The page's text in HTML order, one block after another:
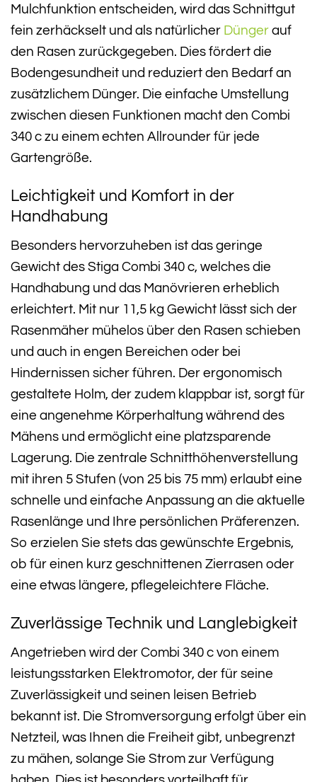
Mulchfunktion entscheiden, wird das Schnittgut
fein zerhäckselt und als natürlicher Dünger auf
den Rasen zurückgegeben. Dies fördert die
Bodengesundheit und reduziert den Bedarf an
zusätzlichem Dünger. Die einfache Umstellung
zwischen diesen Funktionen macht den Combi
340 c zu einem echten Allrounder für jede
Gartengröße.
Leichtigkeit und Komfort in der
Handhabung
Besonders hervorzuheben ist das geringe
Gewicht des Stiga Combi 340 c, welches die
Handhabung und das Manövrieren erheblich
erleichtert. Mit nur 11,5 kg Gewicht lässt sich der
Rasenmäher mühelos über den Rasen schieben
und auch in engen Bereichen oder bei
Hindernissen sicher führen. Der ergonomisch
gestaltete Holm, der zudem klappbar ist, sorgt für
eine angenehme Körperhaltung während des
Mähens und ermöglicht eine platzsparende
Lagerung. Die zentrale Schnitthöhenverstellung
mit ihren 5 Stufen (von 25 bis 75 mm) erlaubt eine
schnelle und einfache Anpassung an die aktuelle
Rasenlänge und Ihre persönlichen Präferenzen.
So erzielen Sie stets das gewünschte Ergebnis,
ob für einen kurz geschnittenen Zierrasen oder
eine etwas längere, pflegeleichtere Fläche.
Zuverlässige Technik und Langlebigkeit
Angetrieben wird der Combi 340 c von einem
leistungsstarken Elektromotor, der für seine
Zuverlässigkeit und seinen leisen Betrieb
bekannt ist. Die Stromversorgung erfolgt über ein
Netzteil, was Ihnen die Freiheit gibt, unbegrenzt
zu mähen, solange Sie Strom zur Verfügung